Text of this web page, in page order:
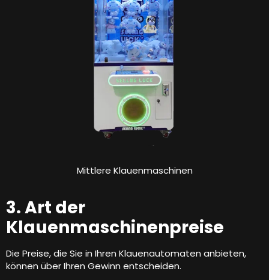
Mittlere Klauenmaschinen
3. Art der
Klauenmaschinenpreise
Die Preise, die Sie in Ihren Klauenautomaten anbieten,
können über Ihren Gewinn entscheiden.